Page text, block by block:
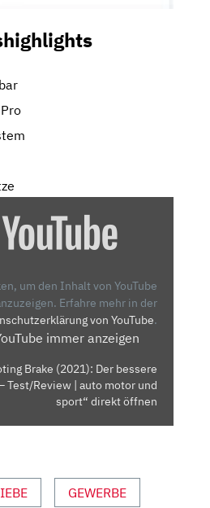
um den Inhalt von YouTube
Erfahre mehr in der
von YouTube.
immer anzeigen
Brake (2021): Der bessere
Test/Review | auto motor und
sport“ direkt öffnen
GEWERBE